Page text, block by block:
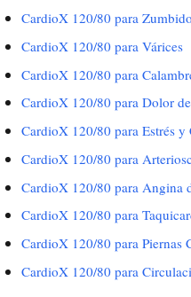
CardioX 120/80 para
CardioX 120/80 para Várices
CardioX 120/80 para
CardioX 120/80 para Dolor
CardioX 120/80 para Estrés y
CardioX 120/80 para
CardioX 120/80 para Angina
CardioX 120/80 para
CardioX 120/80 para Piernas
CardioX 120/80 para